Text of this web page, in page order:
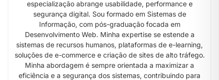
especialização abrange usabilidade, performance e
segurança digital. Sou formado em Sistemas de
Informação, com pós-graduação focada em
Desenvolvimento Web. Minha expertise se estende a
sistemas de recursos humanos, plataformas de e-learning,
soluções de e-commerce e criação de sites de alto tráfego.
Minha abordagem é sempre orientada a maximizar a
eficiência e a segurança dos sistemas, contribuindo para